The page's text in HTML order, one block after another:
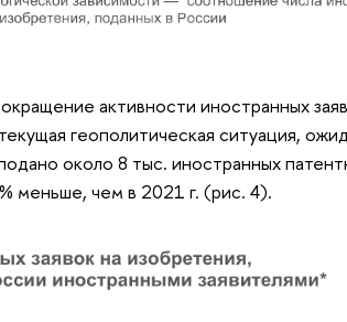
активности иностранных
геополитическая ситуация,
около 8 тыс. иностранных
меньше, чем в 2021 г. (рис. 4).